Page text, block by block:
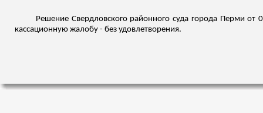
Решение Свердловского районного суда города Перми
кассационную жалобу - без удовлетворения.